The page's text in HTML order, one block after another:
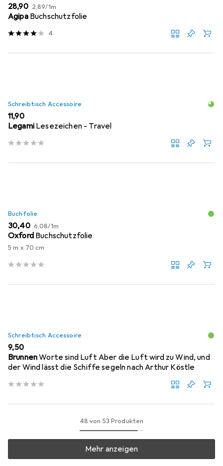
EUR
28,90 EUR
2,89/1m
Agipa Buchschutzfolie
4
Schreibtisch Accessoire
EUR
11,90
Legami Lesezeichen - Travel
Buchfolie
EUR
30,40 EUR
6,08/1m
Oxford Buchschutzfolie
5 m x 70 cm
Schreibtisch Accessoire
EUR
9,50
BrunnenWorte sind Luft Aber die Luft wird zu Wind, und
der Wind lässt die Schiffe segeln nach Arthur Köstle
48 von 53 Produkten
Mehr anzeigen